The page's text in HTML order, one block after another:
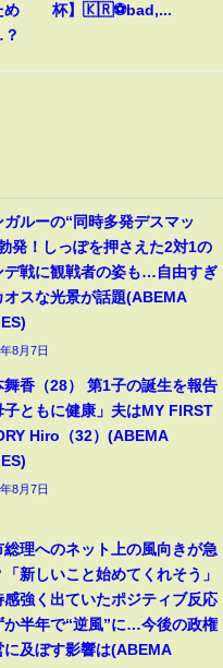
め
杯】🇰🇷⚽bad,...
ガルーの“同時多発デスマッ
発！しっぽを押さえた2対1の
デ戦に観戦者の姿も…自由すぎ
オスな光景が話題(ABEMA
8月7日
舞香（28） 第1子の誕生を報告
子ともに健康」夫はMY FIRST
Hiro（32）(ABEMA
8月7日
総理へのネット上の風向きが急
「新しいこと始めてくれそう」
感強く出ていたポジティブ反応
か半年で“逆風”に…今後の政権
に及ぼす影響は(ABEMA